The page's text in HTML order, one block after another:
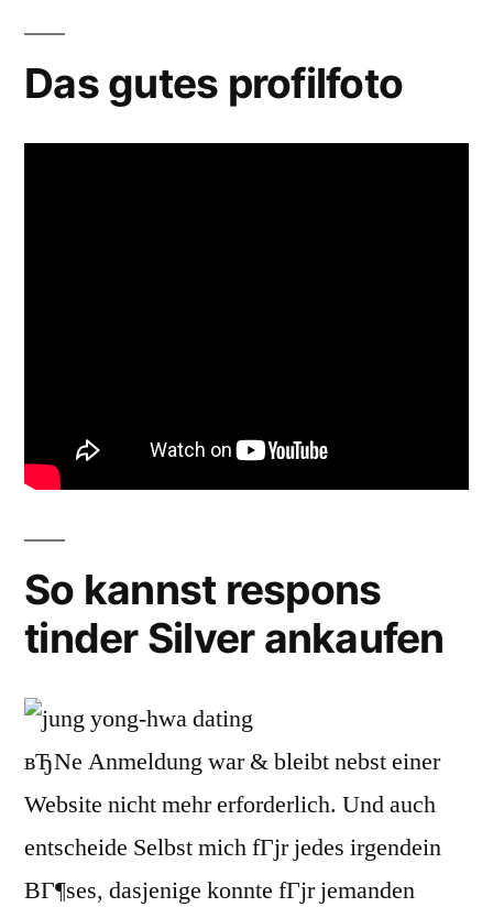
Das gutes profilfoto
So kannst respons
tinder Silver ankaufen
вЂNe Anmeldung war & bleibt nebst einer
Website nicht mehr erforderlich. Und auch
entscheide Selbst mich fГјr jedes irgendein
BГ¶ses, dasjenige konnte fГјr jemanden